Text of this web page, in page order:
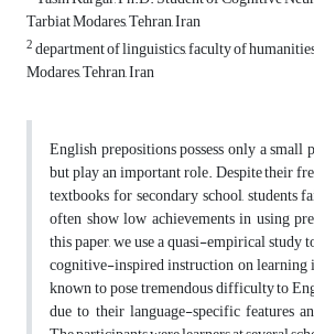
Tarbiat Modares, Tehran, Iran
2department of linguistics, faculty of
Modares, Tehran, Iran
English prepositions possess only a
but play an important role. Despite their
textbooks for secondary school, students
often show low achievements in using
this paper, we use a quasi-empirical study
cognitive-inspired instruction on learning
known to pose tremendous difficulty to
due to their language-specific features